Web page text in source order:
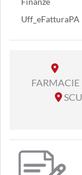
Uff_eFatturaPA
FARMACIE